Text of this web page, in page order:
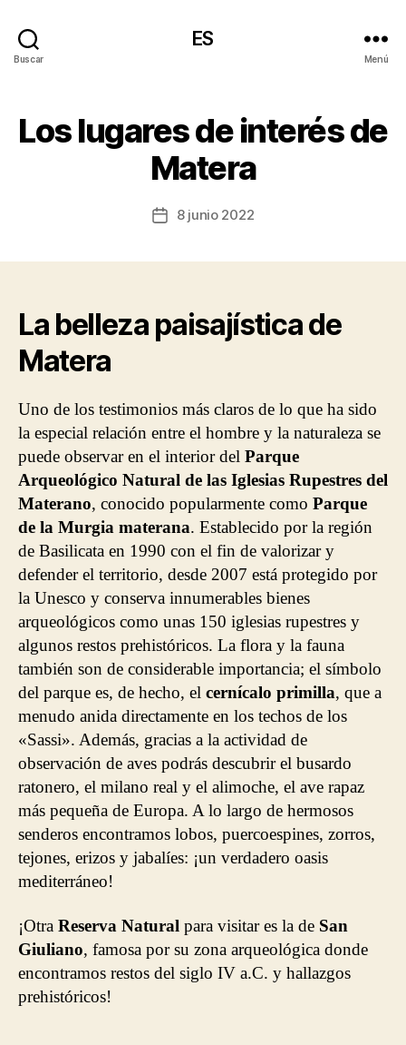
Buscar
ES
Menú
Los lugares de interés de
Matera
Fecha8 junio 2022
La belleza paisajística de
Matera
Uno de los testimonios más claros de lo que ha sido
la especial relación entre el hombre y la naturaleza se
puede observar en el interior del Parque
Arqueológico Natural de las Iglesias Rupestres del
Materano, conocido popularmente como Parque
de la Murgia materana. Establecido por la región
de Basilicata en 1990 con el fin de valorizar y
defender el territorio, desde 2007 está protegido por
la Unesco y conserva innumerables bienes
arqueológicos como unas 150 iglesias rupestres y
algunos restos prehistóricos. La flora y la fauna
también son de considerable importancia; el símbolo
del parque es, de hecho, el cernícalo primilla, que a
menudo anida directamente en los techos de los
«Sassi». Además, gracias a la actividad de
observación de aves podrás descubrir el busardo
ratonero, el milano real y el alimoche, el ave rapaz
más pequeña de Europa. A lo largo de hermosos
senderos encontramos lobos, puercoespines, zorros,
tejones, erizos y jabalíes: ¡un verdadero oasis
mediterráneo!
¡Otra Reserva Natural para visitar es la de San
Giuliano, famosa por su zona arqueológica donde
encontramos restos del siglo IV a.C. y hallazgos
prehistóricos!